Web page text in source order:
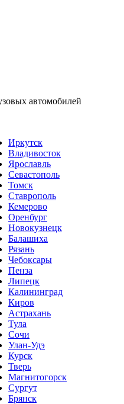
автомобилей
Иркутск
Владивосток
Ярославль
Севастополь
Томск
Ставрополь
Кемерово
Оренбург
Новокузнецк
Балашиха
Рязань
Чебоксары
Пенза
Липецк
Калининград
Киров
Астрахань
Тула
Сочи
Улан-Удэ
Курск
Тверь
Магнитогорск
Сургут
Брянск